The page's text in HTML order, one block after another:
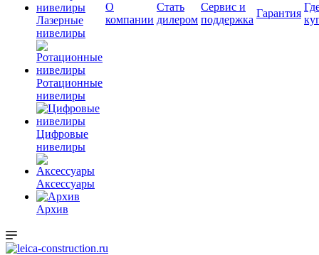
Лазерные
нивелиры
Ротационные
нивелиры
Цифровые
нивелиры
Аксессуары
Архив
О
компании
Стать
дилером
Сервис и
поддержка
Гарантия